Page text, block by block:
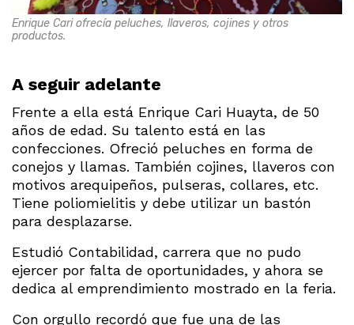
Enrique Cari ofrecía peluches, llaveros, cojines y otros
productos.
A seguir adelante
Frente a ella está Enrique Cari Huayta, de 50
años de edad. Su talento está en las
confecciones. Ofreció peluches en forma de
conejos y llamas. También cojines, llaveros con
motivos arequipeños, pulseras, collares, etc.
Tiene poliomielitis y debe utilizar un bastón
para desplazarse.
Estudió Contabilidad, carrera que no pudo
ejercer por falta de oportunidades, y ahora se
dedica al emprendimiento mostrado en la feria.
Con orgullo recordó que fue una de las